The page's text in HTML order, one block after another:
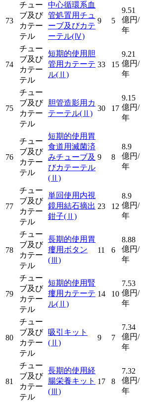
73
チュー
ブ及び
カテー
テル
中心循環系血
管処置用チュ
ーブ及びカテ
ーテル(Ⅳ)
9 5
9.51
億円/
年
74
チュー
ブ及び
カテー
テル
短期的使用胆
管用カテーテ
ル(Ⅱ)
33 15
9.21
億円/
年
75
チュー
ブ及び
カテー
テル
胆管造影用カ
テーテル(Ⅱ)
30 17
9.15
億円/
年
76
チュー
ブ及び
カテー
テル
短期的使用胃
食道用滅菌済
みチューブ及
びカテーテル
(Ⅱ)
9 8
8.9
億円/
年
77
チュー
ブ及び
カテー
テル
単回使用内視
鏡用結石摘出
鉗子(Ⅱ)
23 12
8.9
億円/
年
78
チュー
ブ及び
カテー
テル
長期的使用胃
瘻用ボタン
(Ⅲ)
11 6
8.88
億円/
年
79
チュー
ブ及び
カテー
テル
短期的使用腎
瘻用カテーテ
ル(Ⅱ)
14 10
7.53
億円/
年
80
チュー
ブ及び
カテー
テル
吸引キット
(Ⅱ)
9 7
7.34
億円/
年
81
チュー
ブ及び
カテー
テル
長期的使用経
腸栄養キット
(Ⅲ)
17 8
7.32
億円/
年